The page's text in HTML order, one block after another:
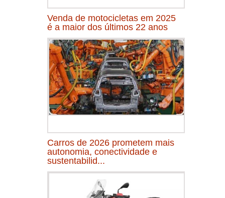
Venda de motocicletas em 2025
é a maior dos últimos 22 anos
Carros de 2026 prometem mais
autonomia, conectividade e
sustentabilid...